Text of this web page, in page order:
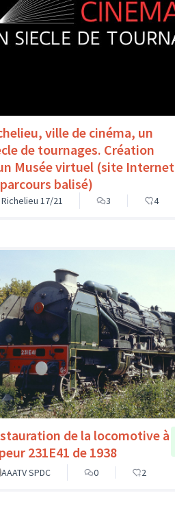
ville de cinéma, un
de tournages. Création
Musée virtuel (site Internet
balisé)
Richelieu 17/21 3 4
de la locomotive à
231E41 de 1938
AAATV SPDC
0 2